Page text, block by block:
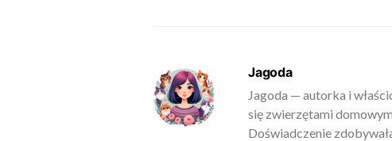
Jagoda
Jagoda — autorka i
się zwierzętami
Doświadczenie